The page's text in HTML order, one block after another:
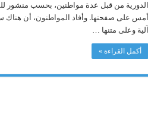
الدورية من قبل عدة مواطنين، بحسب منشور
أمس على صفحتها. وأفاد المواطنون، أن هناك
آلية وعلى متنها …
أكمل القراءة »